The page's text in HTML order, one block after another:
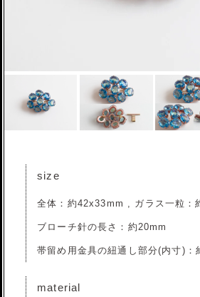
size
全体：約42x33mm , ガラス一粒：
ブローチ針の長さ：約20mm
帯留め用金具の紐通し部分(内寸)：
material